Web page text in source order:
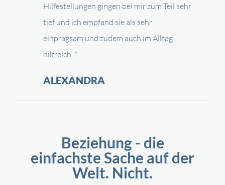
Hilfestellungen gingen bei mir zum Teil sehr
tief und ich empfand sie als sehr
einprägsam und zudem auch im Alltag
hilfreich. "
ALEXANDRA
Beziehung - die
einfachste Sache auf der
Welt. Nicht.